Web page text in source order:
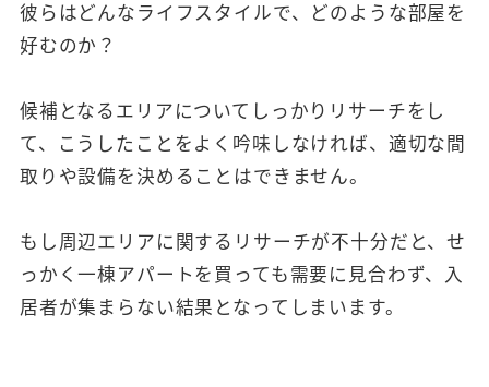
彼らはどんなライフスタイルで、どのような部屋を
好むのか？
候補となるエリアについてしっかりリサーチをし
て、こうしたことをよく吟味しなければ、適切な間
取りや設備を決めることはできません。
もし周辺エリアに関するリサーチが不十分だと、せ
っかく一棟アパートを買っても需要に見合わず、入
居者が集まらない結果となってしまいます。